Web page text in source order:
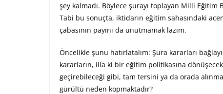
şey kalmadı. Böylece şurayı toplayan Milli Eğitim
Tabi bu sonuçta, iktidarın eğitim sahasındaki
çabasının payını da unutmamak lazım.
Öncelikle şunu hatırlatalım: Şura kararları
kararların, illa ki bir eğitim politikasına
geçirebileceği gibi, tam tersini ya da orada
gürültü neden kopmaktadır?